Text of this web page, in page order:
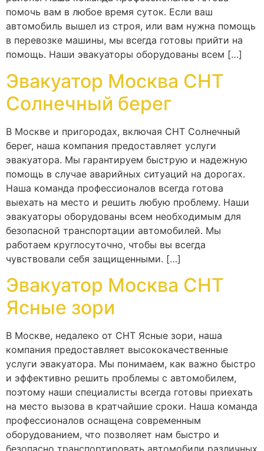
помочь вам в любое время суток. Если ваш
автомобиль вышел из строя, или вам нужна помощь
в перевозке машины, мы всегда готовы прийти на
помощь. Наши эвакуаторы оборудованы всем […]
Эвакуатор Москва СНТ
Солнечный берег
В Москве и пригородах, включая СНТ Солнечный
берег, наша компания предоставляет услуги
эвакуатора. Мы гарантируем быструю и надежную
помощь в случае аварийных ситуаций на дорогах.
Наша команда профессионалов всегда готова
выехать на место и решить любую проблему. Наши
эвакуаторы оборудованы всем необходимым для
безопасной транспортации автомобилей. Мы
работаем круглосуточно, чтобы вы всегда
чувствовали себя защищенными. […]
Эвакуатор Москва СНТ
Ясные зори
В Москве, недалеко от СНТ Ясные зори, наша
компания предоставляет высококачественные
услуги эвакуатора. Мы понимаем, как важно быстро
и эффективно решить проблемы с автомобилем,
поэтому наши специалисты всегда готовы приехать
на место вызова в кратчайшие сроки. Наша команда
профессионалов оснащена современным
оборудованием, что позволяет нам быстро и